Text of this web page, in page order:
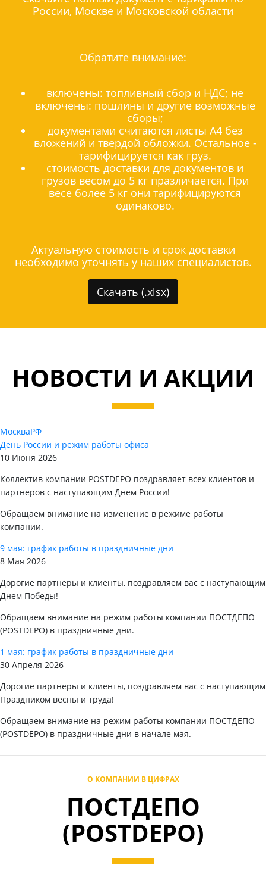
России, Москве и Московской области
Обратите внимание:
включены: топливный сбор и НДС; не
включены: пошлины и другие возможные
сборы;
документами считаются листы А4 без
вложений и твердой обложки. Остальное -
тарифицируется как груз.
стоимость доставки для документов и
грузов весом до 5 кг празличается. При
весе более 5 кг они тарифицируются
одинаково.
Актуальную стоимость и срок доставки
необходимо уточнять у наших специалистов.
Скачать (.xlsx)
НОВОСТИ И АКЦИИ
МоскваРФ
День России и режим работы офиса
10 Июня 2026
Коллектив компании POSTDEPO поздравляет всех клиентов и
партнеров с наступающим Днем России!
Обращаем внимание на изменение в режиме работы
компании.
9 мая: график работы в праздничные дни
8 Мая 2026
Дорогие партнеры и клиенты, поздравляем вас с наступающим
Днем Победы!
Обращаем внимание на режим работы компании ПОСТДЕПО
(POSTDEPO) в праздничные дни.
1 мая: график работы в праздничные дни
30 Апреля 2026
Дорогие партнеры и клиенты, поздравляем вас с наступающим
Праздником весны и труда!
Обращаем внимание на режим работы компании ПОСТДЕПО
(POSTDEPO) в праздничные дни в начале мая.
О КОМПАНИИ В ЦИФРАХ
ПОСТДЕПО
(POSTDEPO)